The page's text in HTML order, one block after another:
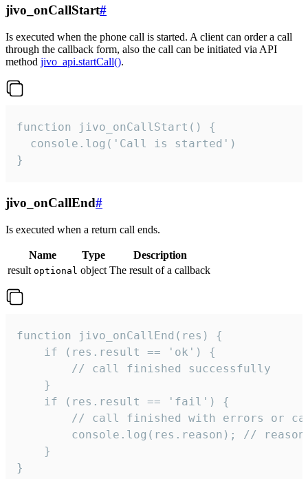
jivo_onCallStart#
Is executed when the phone call is started. A client can order a call
through the callback form, also the call can be initiated via API
method jivo_api.startCall().
function jivo_onCallStart() {
  console.log('Call is started')
}
jivo_onCallEnd#
Is executed when a return call ends.
Name Type
Description
result optional object The result of a callback
function jivo_onCallEnd(res) {
    if (res.result == 'ok') {
        // call finished successfully
    }
    if (res.result == 'fail') {
// call finished with errors or
console.log(res.reason); //
    }
}